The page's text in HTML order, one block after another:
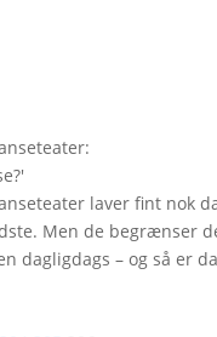
:
'
laver fint nok
Men de begrænser
dagligdags – og så er